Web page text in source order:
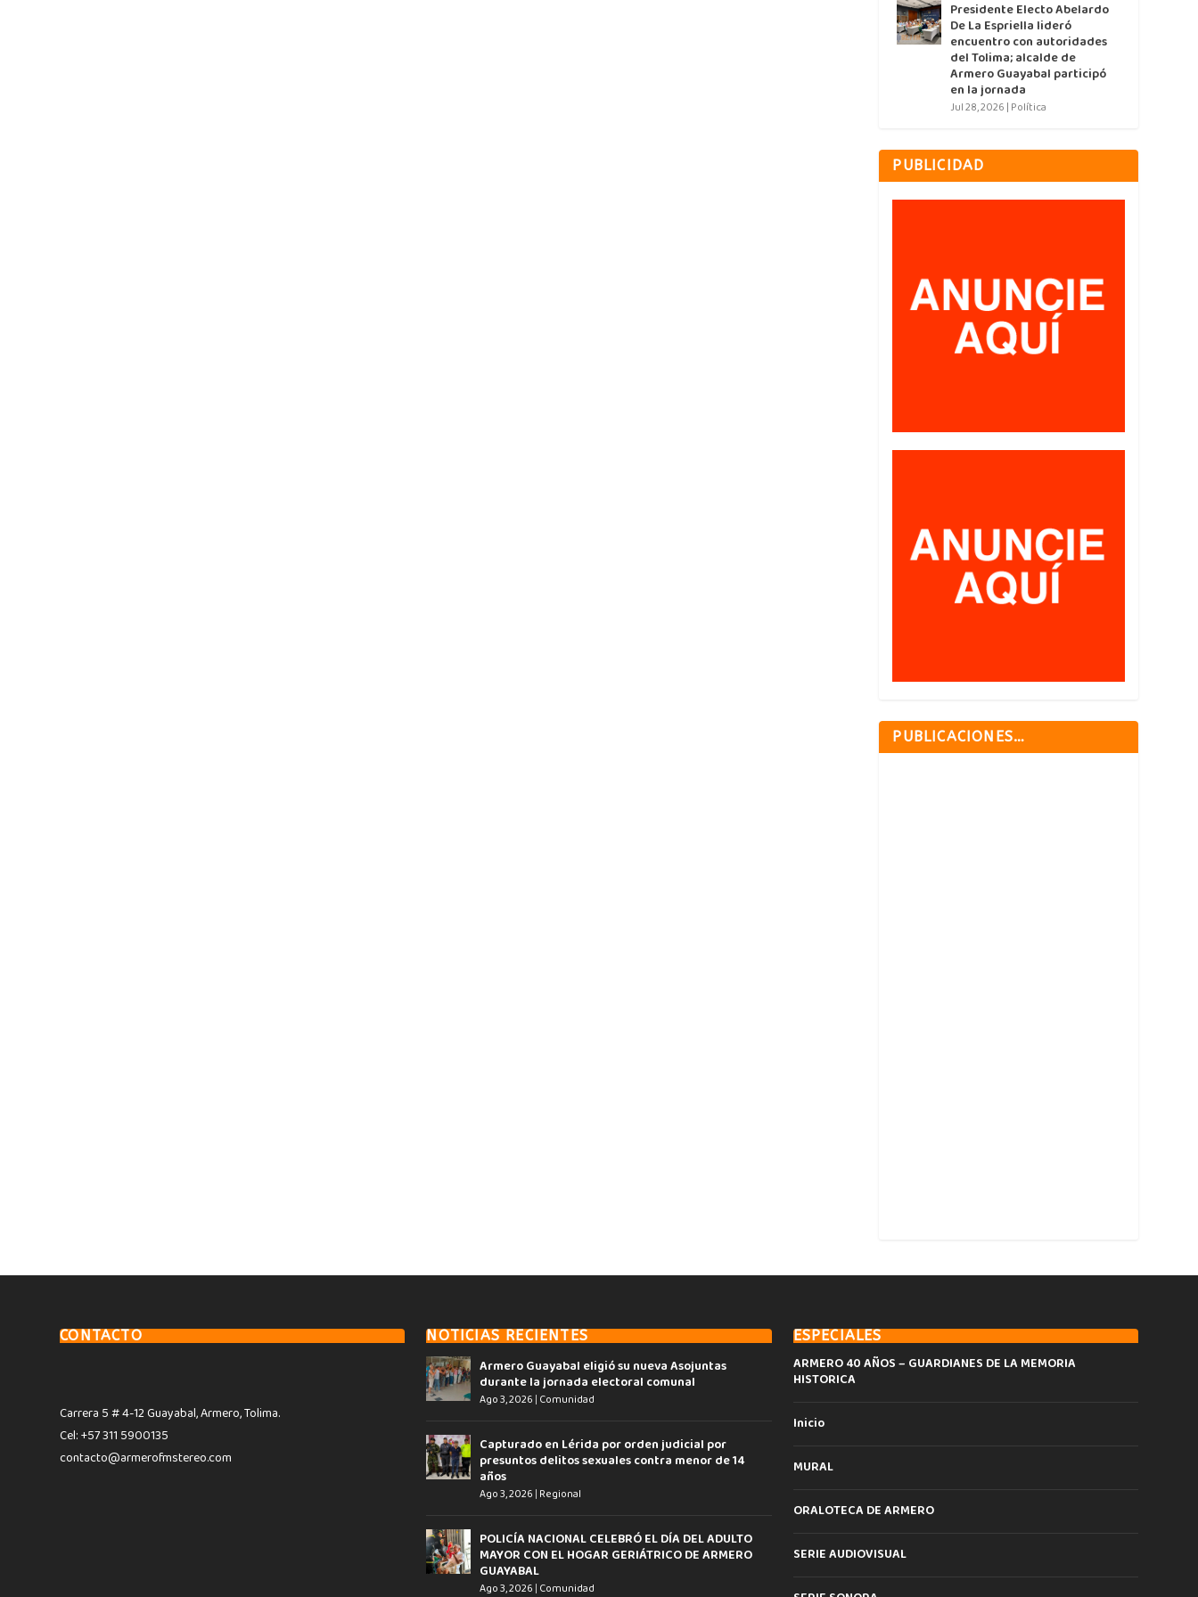
Presidente Electo Abelardo
De La Espriella lideró
encuentro con autoridades
del Tolima; alcalde de
Armero Guayabal participó
en la jornada
Jul 28, 2026 | Política
PUBLICIDAD
PUBLICACIONES…
CONTACTO
Carrera 5 # 4-12 Guayabal, Armero, Tolima.
Cel: +57 311 5900135
contacto@armerofmstereo.com
NOTICIAS RECIENTES
Armero Guayabal eligió su nueva Asojuntas
durante la jornada electoral comunal
Ago 3, 2026 | Comunidad
Capturado en Lérida por orden judicial por
presuntos delitos sexuales contra menor de 14
años
Ago 3, 2026 | Regional
POLICÍA NACIONAL CELEBRÓ EL DÍA DEL ADULTO
MAYOR CON EL HOGAR GERIÁTRICO DE ARMERO
GUAYABAL
Ago 3, 2026 | Comunidad
ESPECIALES
ARMERO 40 AÑOS – GUARDIANES DE LA MEMORIA
HISTORICA
Inicio
MURAL
ORALOTECA DE ARMERO
SERIE AUDIOVISUAL